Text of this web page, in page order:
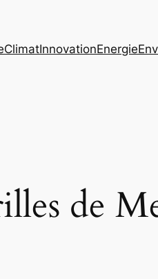
ClimatInnovationEnergie
de